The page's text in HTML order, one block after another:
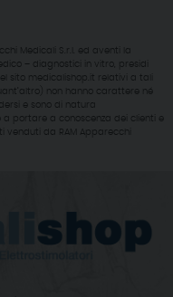
Medicali S.r.l. ed aventi la
– diagnostici in vitro, presidi
sito medicalishop.it relativi a tali
non hanno carattere né
e sono di natura
portare a conoscenza dei clienti e
venduti da RAM Apparecchi